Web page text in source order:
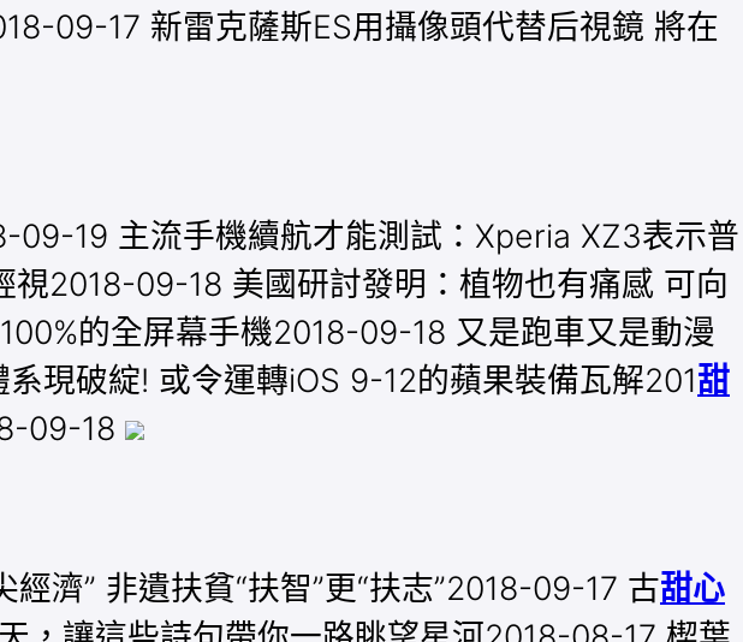
09-17 新雷克薩斯ES用攝像頭代替后視鏡 將在
19 主流手機續航才能測試：Xperia XZ3表示普
2018-09-18 美國研討發明：植物也有痛感 可向
的全屏幕手機2018-09-18 又是跑車又是動漫
現破綻! 或令運轉iOS 9-12的蘋果裝備瓦解201甜
09-18
濟” 非遺扶貧“扶智”更“扶志”2018-09-17 古甜心